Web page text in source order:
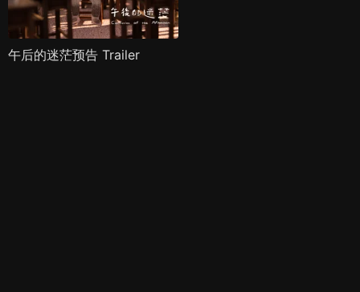
午后的迷茫预告 Trailer